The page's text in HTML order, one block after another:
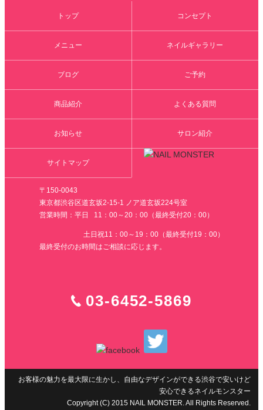
トップ コンセプト
メニュー ネイルギャラリー
ブログ ご予約
商品紹介 よくある質問
お知らせ サロン紹介
サイトマップ
〒150-0043
東京都渋谷区道玄坂2-15-1 ノア道玄坂224号室
営業時間：平日 11：00～20：00（最終受付20：00）
土日祝11：00～19：00（最終受付19：00）
最終受付のお時間はご相談に応じます。
03-6452-5869
お客様の魅力を最大限に生かし、自由なデザインができる渋谷で安いけど
安心できるネイルモンスター
Copyright (C) 2015 NAIL MONSTER. All Rights Reserved.